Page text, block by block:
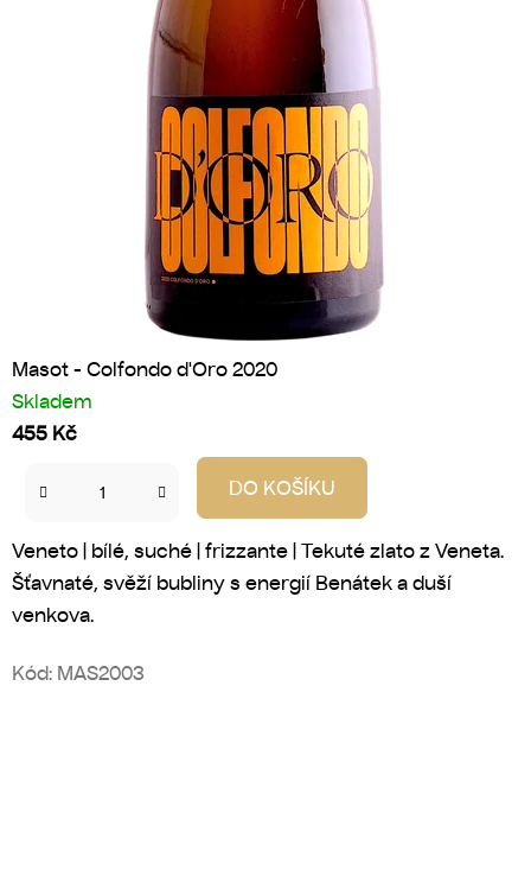
Masot - Colfondo d'Oro 2020
Skladem
455 Kč
DO KOŠÍKU
Veneto | bílé, suché | frizzante | Tekuté zlato z Veneta.
Šťavnaté, svěží bubliny s energií Benátek a duší
venkova.
Kód: MAS2003